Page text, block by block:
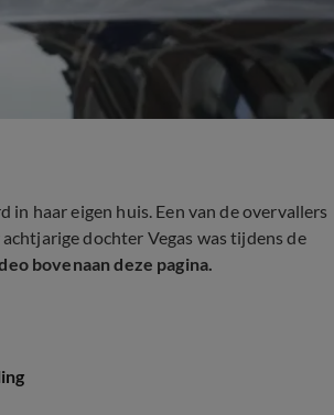
haar eigen huis. Een van de overvallers
dochter Vegas was tijdens de
bovenaan deze pagina.